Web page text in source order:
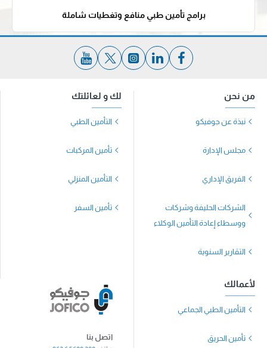
برامج تأمين طبي منافع وتغطيات شاملة
من نحن
نبذة عن جوفيكو
مجلس الإدارة
الفريق الإداري
الشركات الحليفة وشركات
ووسطاء إعادة التأمين الوكلاء
التقارير السنوية
لك و لعائلتك
التأمين الطبي
تأمين المركبات
التأمين المنزلي
تأمين السفر
لأعمالك
التأمين الطبي الجماعي
تأمين الحريق اتصل بنا